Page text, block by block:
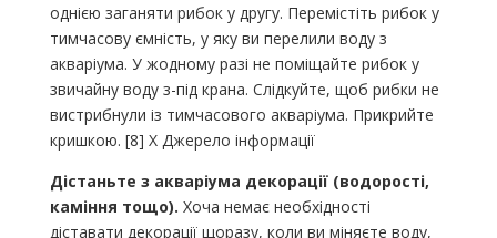
однією заганяти рибок у другу. Перемістіть рибок у
тимчасову ємність, у яку ви перелили воду з
акваріума. У жодному разі не поміщайте рибок у
звичайну воду з-під крана. Слідкуйте, щоб рибки не
вистрибнули із тимчасового акваріума. Прикрийте
кришкою. [8] X Джерело інформації
Дістаньте з акваріума декорації (водорості,
каміння тощо). Хоча немає необхідності
діставати декорації щоразу, коли ви міняєте воду,